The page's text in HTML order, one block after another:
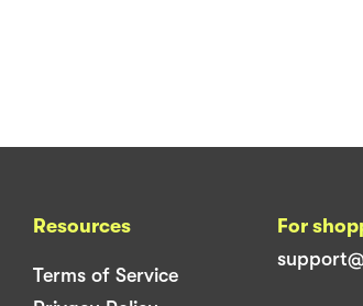
Resources
Terms of Service
For